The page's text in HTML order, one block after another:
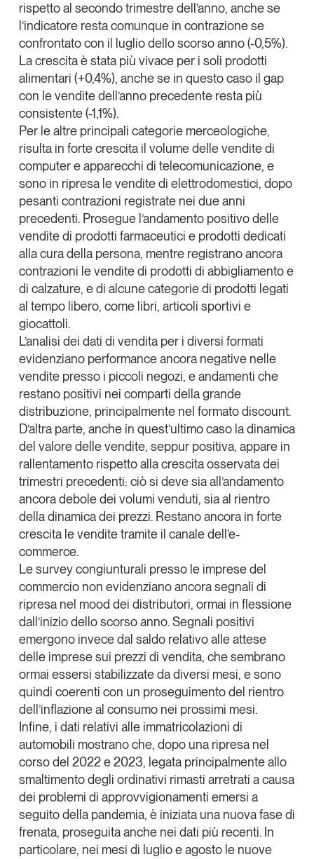
Chi siamo
Newsletter
Contatti
Tendenze Journal
La nostra newsletter nella tua email
Iscriviti
Un anno di
Tendenze2026
Leggi il magazine
Tendenze è il magazine di GS1 Italy che racconta in
modo indipendente il cambiamento e le sfide del largo
consumo e dell’economia a professionisti e
consumatori
GS1 Italy
GS1 Italy
rispetto al secondo trimestre dell’anno, anche se
l’indicatore resta comunque in contrazione se
confrontato con il luglio dello scorso anno (-0,5%).
La crescita è stata più vivace per i soli prodotti
alimentari (+0,4%), anche se in questo caso il gap
con le vendite dell’anno precedente resta più
consistente (-1,1%).
Per le altre principali categorie merceologiche,
risulta in forte crescita il volume delle vendite di
computer e apparecchi di telecomunicazione, e
sono in ripresa le vendite di elettrodomestici, dopo
pesanti contrazioni registrate nei due anni
precedenti. Prosegue l’andamento positivo delle
vendite di prodotti farmaceutici e prodotti dedicati
alla cura della persona, mentre registrano ancora
contrazioni le vendite di prodotti di abbigliamento e
di calzature, e di alcune categorie di prodotti legati
al tempo libero, come libri, articoli sportivi e
giocattoli.
L’analisi dei dati di vendita per i diversi formati
evidenziano performance ancora negative nelle
vendite presso i piccoli negozi, e andamenti che
restano positivi nei comparti della grande
distribuzione, principalmente nel formato discount.
D’altra parte, anche in quest’ultimo caso la dinamica
del valore delle vendite, seppur positiva, appare in
rallentamento rispetto alla crescita osservata dei
trimestri precedenti: ciò si deve sia all’andamento
ancora debole dei volumi venduti, sia al rientro
della dinamica dei prezzi. Restano ancorain forte
crescita le vendite tramite il canale dell’e-
commerce.
Le survey congiunturali presso le imprese del
commercio non evidenziano ancora segnali di
ripresa nel mood dei distributori, ormai in flessione
dall’inizio dello scorso anno. Segnali positivi
emergono invece dal saldo relativo alle attese
delle imprese sui prezzi di vendita, che sembrano
ormai essersi stabilizzate da diversi mesi, e sono
quindi coerenti con un proseguimento del rientro
dell’inflazione al consumo nei prossimi mesi.
Infine, i dati relativi alleimmatricolazioni di
automobili mostrano che, dopo una ripresa nel
corso del 2022 e 2023, legata principalmente allo
smaltimento degli ordinativi rimasti arretrati a causa
dei problemi di approvvigionamenti emersi a
seguito della pandemia, è iniziata unanuova fase di
frenata, proseguita anche nei dati più recenti. In
particolare, nei mesi di luglio e agosto le nuove